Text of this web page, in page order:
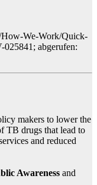
We-Work/Quick-
025841; abgerufen:
makers to lower the
TB drugs that lead to
and reduced
Awareness and